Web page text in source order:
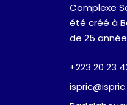
Complexe
été créé à
de 25
+223 20 23